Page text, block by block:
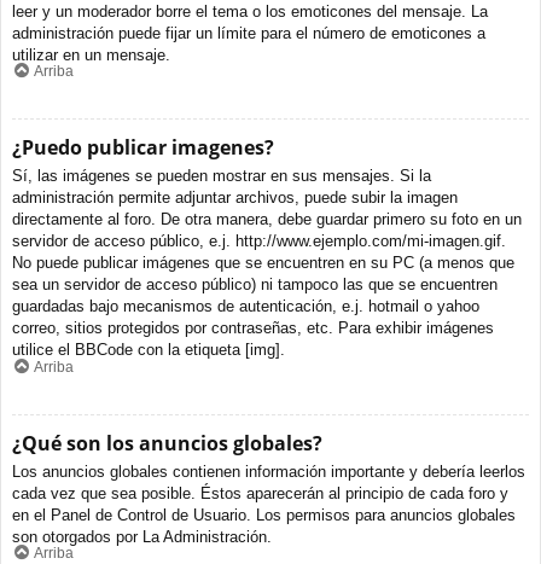
leer y un moderador borre el tema o los emoticones del mensaje. La
administración puede fijar un límite para el número de emoticones a
utilizar en un mensaje.
Arriba
¿Puedo publicar imagenes?
Sí, las imágenes se pueden mostrar en sus mensajes. Si la
administración permite adjuntar archivos, puede subir la imagen
directamente al foro. De otra manera, debe guardar primero su foto en un
servidor de acceso público, e.j. http://www.ejemplo.com/mi-imagen.gif.
No puede publicar imágenes que se encuentren en su PC (a menos que
sea un servidor de acceso público) ni tampoco las que se encuentren
guardadas bajo mecanismos de autenticación, e.j. hotmail o yahoo
correo, sitios protegidos por contraseñas, etc. Para exhibir imágenes
utilice el BBCode con la etiqueta [img].
Arriba
¿Qué son los anuncios globales?
Los anuncios globales contienen información importante y debería leerlos
cada vez que sea posible. Éstos aparecerán al principio de cada foro y
en el Panel de Control de Usuario. Los permisos para anuncios globales
son otorgados por La Administración.
Arriba